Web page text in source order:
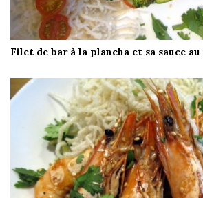
Filet de bar à la plancha et sa sauce